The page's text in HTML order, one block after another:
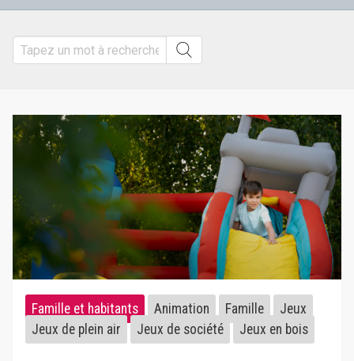
Famille et habitants Animation Famille
Jeux
Jeux de plein air
Jeux de société Jeux en bois